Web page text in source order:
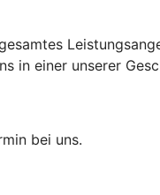
in einer unserer
bei uns.